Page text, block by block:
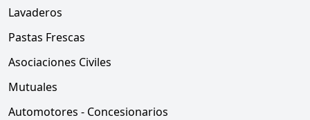
Lavaderos
Pastas Frescas
Asociaciones Civiles
Mutuales
Automotores - Concesionarios